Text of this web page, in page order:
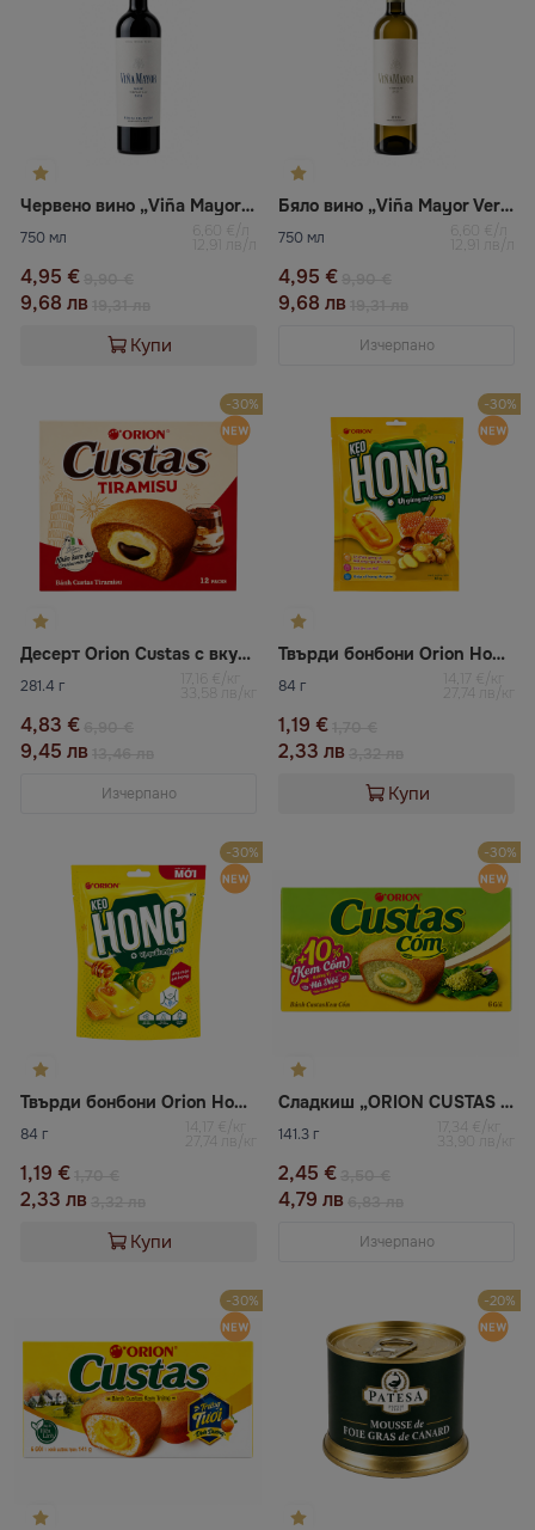
Червено вино „Viña Mayor Roble“
750 мл 6,60 €/л
12,91 лв/л
4,95 €
9,68 лв
Купи
Бяло вино „Viña Mayor Verdejo 2025“
750 мл 6,60 €/л
12,91 лв/л
4,95 €
9,68 лв
Изчерпано
-30%
Десерт Orion Custas с вкус на тирамису
281.4 г 17,16 €/кг
33,58 лв/кг
4,83 €
9,45 лв
Изчерпано
-30%
Твърди бонбони Orion Hong с джинджифил и мед
84 г 14,17 €/кг
27,74 лв/кг
1,19 €
2,33 лв
Купи
-30%
Твърди бонбони Orion Hong с мед и кумкуат
84 г 14,17 €/кг
27,74 лв/кг
1,19 €
2,33 лв
Купи
-30%
Сладкиш „ORION CUSTAS със зелен ориз“
141.3 г 17,34 €/кг
33,90 лв/кг
2,45 €
4,79 лв
Изчерпано
-30% -20%